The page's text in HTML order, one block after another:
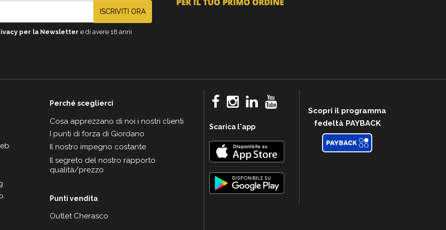
ISCRIVITI ORA
per la Newsletter e di avere 18 anni
Perché sceglierci
Cosa apprezzano di noi i nostri clienti
I punti di forza di Giordano
Il nostro impegno costante
Il segreto del nostro rapporto
qualità/prezzo
Punti vendita
Outlet Cherasco
Scarica l'app
Scopri il programma
fedeltà PAYBACK